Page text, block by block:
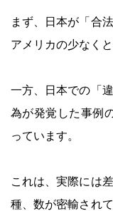
まず、日本が「合
アメリカの少なく
一方、日本での「
為が発覚した事例
っています。
これは、実際には
種、数が密輸され